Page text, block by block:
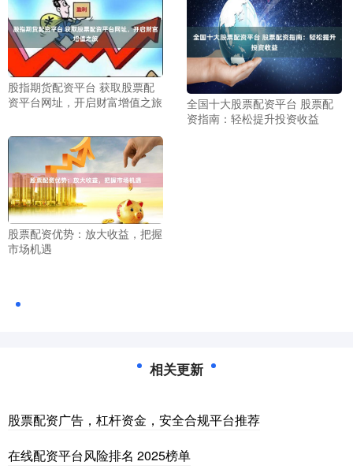
股指期货配资平台 获取股票配
资平台网址，开启财富增值之旅
全国十大股票配资平台 股票配
资指南：轻松提升投资收益
股票配资优势：放大收益，把握
市场机遇
相关更新
股票配资广告，杠杆资金，安全合规平台推荐
在线配资平台风险排名 2025榜单